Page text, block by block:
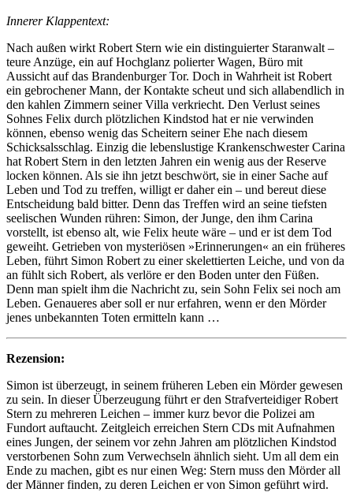
Innerer Klappentext:
Nach außen wirkt Robert Stern wie ein distinguierter Staranwalt –
teure Anzüge, ein auf Hochglanz polierter Wagen, Büro mit
Aussicht auf das Brandenburger Tor. Doch in Wahrheit ist Robert
ein gebrochener Mann, der Kontakte scheut und sich allabendlich in
den kahlen Zimmern seiner Villa verkriecht. Den Verlust seines
Sohnes Felix durch plötzlichen Kindstod hat er nie verwinden
können, ebenso wenig das Scheitern seiner Ehe nach diesem
Schicksalsschlag. Einzig die lebenslustige Krankenschwester Carina
hat Robert Stern in den letzten Jahren ein wenig aus der Reserve
locken können. Als sie ihn jetzt beschwört, sie in einer Sache auf
Leben und Tod zu treffen, willigt er daher ein – und bereut diese
Entscheidung bald bitter. Denn das Treffen wird an seine tiefsten
seelischen Wunden rühren: Simon, der Junge, den ihm Carina
vorstellt, ist ebenso alt, wie Felix heute wäre – und er ist dem Tod
geweiht. Getrieben von mysteriösen »Erinnerungen« an ein früheres
Leben, führt Simon Robert zu einer skelettierten Leiche, und von da
an fühlt sich Robert, als verlöre er den Boden unter den Füßen.
Denn man spielt ihm die Nachricht zu, sein Sohn Felix sei noch am
Leben. Genaueres aber soll er nur erfahren, wenn er den Mörder
jenes unbekannten Toten ermitteln kann …
Rezension:
Simon ist überzeugt, in seinem früheren Leben ein Mörder gewesen
zu sein. In dieser Überzeugung führt er den Strafverteidiger Robert
Stern zu mehreren Leichen – immer kurz bevor die Polizei am
Fundort auftaucht. Zeitgleich erreichen Stern CDs mit Aufnahmen
eines Jungen, der seinem vor zehn Jahren am plötzlichen Kindstod
verstorbenen Sohn zum Verwechseln ähnlich sieht. Um all dem ein
Ende zu machen, gibt es nur einen Weg: Stern muss den Mörder all
der Männer finden, zu deren Leichen er von Simon geführt wird.